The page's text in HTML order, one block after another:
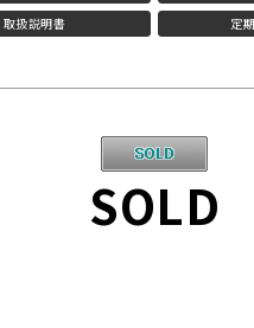
取扱説明書
定
SOLD